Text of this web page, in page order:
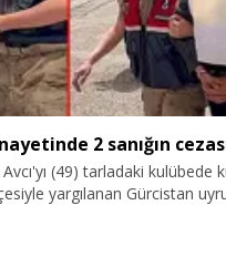
(49) tarladaki kulübede
yargılanan Gürcistan